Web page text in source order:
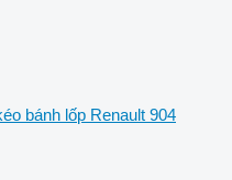
bánh lốp Renault 904